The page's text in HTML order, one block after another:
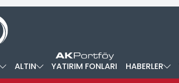
ALTIN YATIRIM FONLARI HABERLER